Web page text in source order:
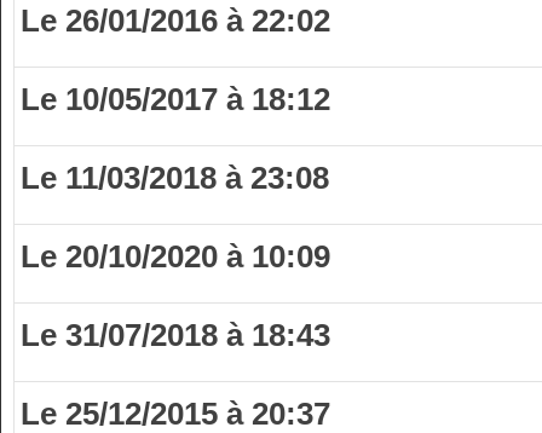
Le 26/01/2016 à 22:02
Le 10/05/2017 à 18:12
Le 11/03/2018 à 23:08
Le 20/10/2020 à 10:09
Le 31/07/2018 à 18:43
Le 25/12/2015 à 20:37